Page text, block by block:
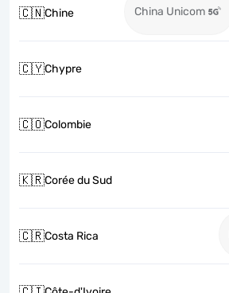
🇨🇳Chine China Unicom
🇨🇾Chypre
🇨🇴Colombie
🇰🇷Corée du Sud
🇨🇷Costa Rica